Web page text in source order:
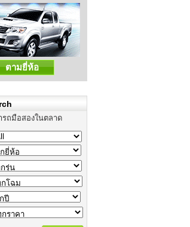
ตามยี่ห้อ
ถมือสองในตลาด